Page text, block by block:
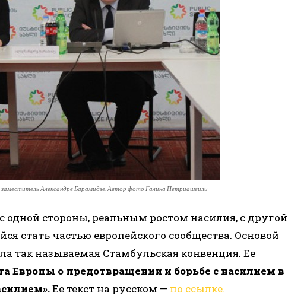
Александре Барамидзе. Автор фото Галина Петриашвили
одной стороны, реальным ростом насилия, с другой
стать частью европейского сообщества. Основой
так называемая Стамбульская конвенция. Ее
Европы о предотвращении и борьбе с насилием в
Ее текст на русском — по ссылке.